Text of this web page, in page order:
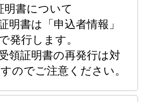
明書について
明書は「申込者情報」
発行します。
領証明書の再発行は対
のでご注意ください。